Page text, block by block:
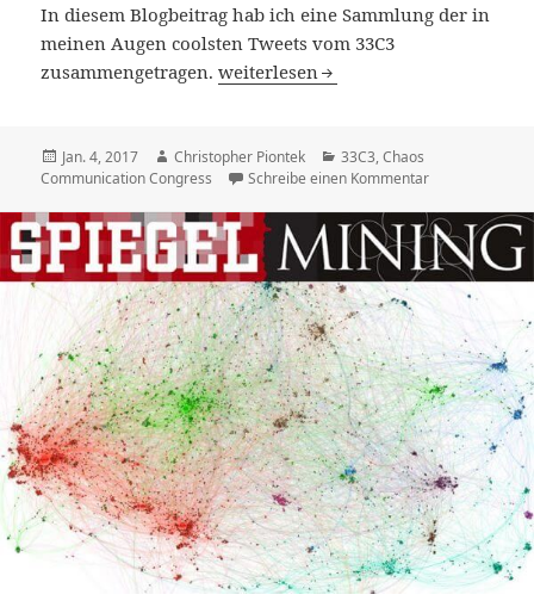
In diesem Blogbeitrag hab ich eine Sammlung der in
meinen Augen coolsten Tweets vom 33C3
zusammengetragen.Meine Highlight-Tweets vom 33C3
weiterlesen
Veröffentlicht
am
Jan. 4, 2017 Autor
Christopher Piontek Kategorien
33C3,Chaos
Communication Congress
Schreibe einen Kommentarzu Meine